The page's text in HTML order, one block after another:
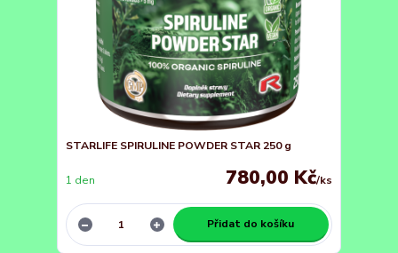
STARLIFE SPIRULINE POWDER STAR 250 g
780,00 Kč/ks
1 den
Přidat do košíku